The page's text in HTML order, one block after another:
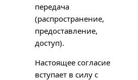
передача
(распространение,
предоставление,
доступ).
Настоящее согласие
вступает в силу с